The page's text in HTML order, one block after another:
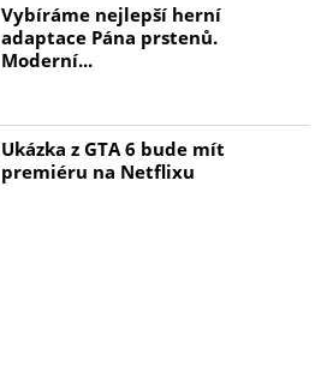
Vybíráme nejlepší herní
adaptace Pána prstenů.
Moderní...
Ukázka z GTA 6 bude mít
premiéru na Netflixu